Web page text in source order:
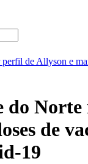
cobertura da
Norte
de
19